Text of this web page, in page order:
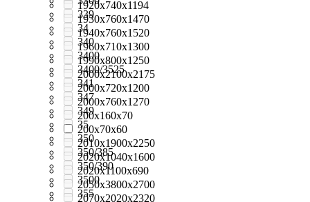
339
34
340
3400
3400/3525
341
347
349
35
350
350/385
350/390
3500
355
1920х740х1194
1930x760x1470
1940x760x1520
1960x710x1300
1990x800x1250
2000x2100x2175
2000х720х1200
2000х760х1270
200x160x70
200х70х60
2010x1900x2250
2020x1040x1600
2020х1100х690
2050x3800x2700
2070x2020x2320